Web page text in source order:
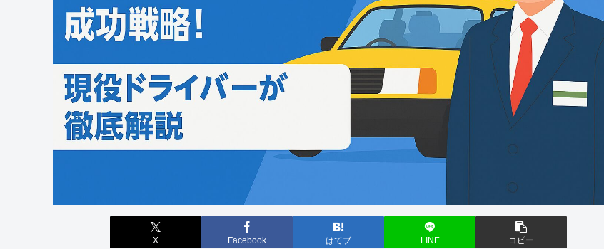
X Facebook はてブ LINE コピー